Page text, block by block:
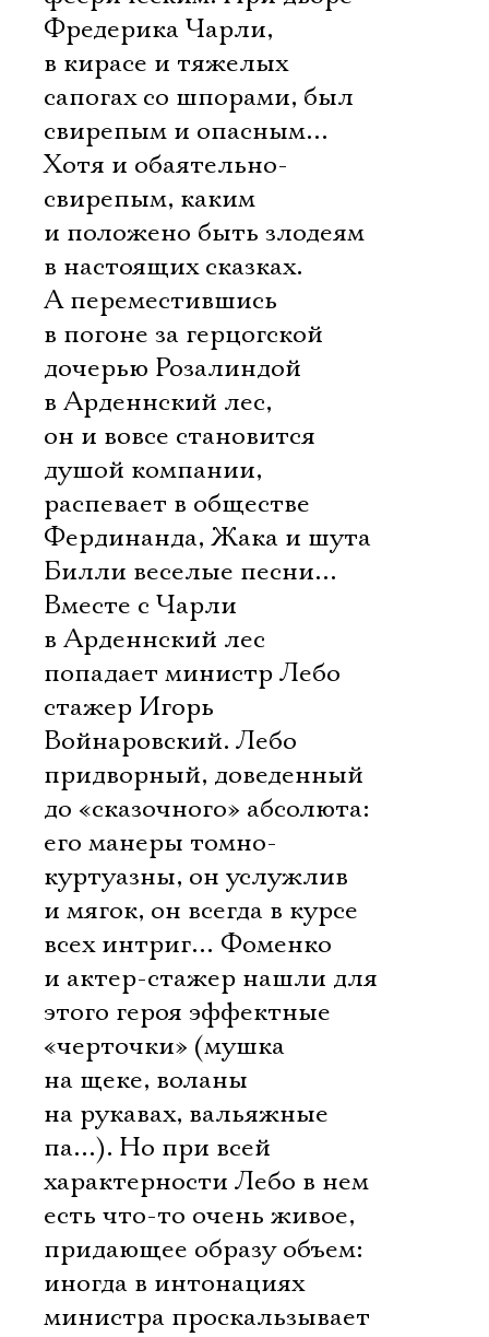
Фредерика Чарли,
в кирасе и тяжелых
сапогах со шпорами, был
свирепым и опасным…
Хотя и обаятельно-
свирепым, каким
и положено быть злодеям
в настоящих сказках.
А переместившись
в погоне за герцогской
дочерью Розалиндой
в Арденнский лес,
он и вовсе становится
душой компании,
распевает в обществе
Фердинанда, Жака и шута
Билли веселые песни…
Вместе с Чарли
в Арденнский лес
попадает министр Лебо 
стажер Игорь
Войнаровский. Лебо 
придворный, доведенный
до «сказочного» абсолюта:
его манеры томно-
куртуазны, он услужлив
и мягок, он всегда в курсе
всех интриг… Фоменко
и актер-стажер нашли для
этого героя эффектные
«черточки» (мушка
на щеке, воланы
на рукавах, вальяжные
па…). Но при всей
характерности Лебо в нем
есть что-то очень живое,
придающее образу объем:
иногда в интонациях
министра проскальзывает